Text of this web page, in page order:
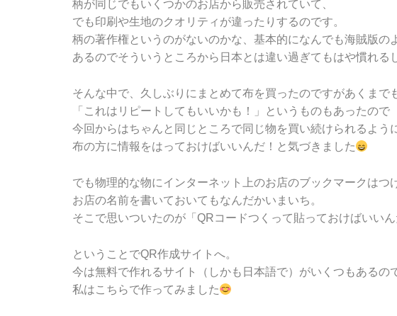
柄が同じでもいくつかのお店から販売されていて、
でも印刷や生地のクオリティが違ったりするのです。
柄の著作権というのがないのかな、基本的になんでも海賊版の
あるのでそういうところから日本とは違い過ぎてもはや慣れる
そんな中で、久しぶりにまとめて布を買ったのですがあくまで
「これはリピートしてもいいかも！」というものもあったので
今回からはちゃんと同じところで同じ物を買い続けられるよう
布の方に情報をはっておけばいいんだ！と気づきました
でも物理的な物にインターネット上のお店のブックマークはつ
お店の名前を書いておいてもなんだかいまいち。
そこで思いついたのが「QRコードつくって貼っておけばいい
ということでQR作成サイトへ。
今は無料で作れるサイト（しかも日本語で）がいくつもあるの
私はこちらで作ってみました